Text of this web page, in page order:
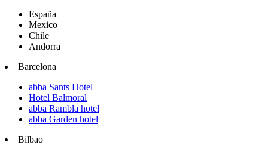
España
Mexico
Chile
Andorra
Barcelona
abba Sants Hotel
Hotel Balmoral
abba Rambla hotel
abba Garden hotel
Bilbao